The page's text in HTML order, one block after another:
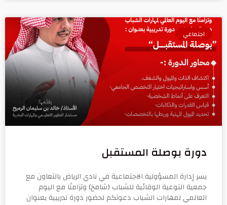
اجتماعي
دورة بوصلة المستقبل
يسر إدارة المسؤولية الاجتماعية في نادي الرياض بالتعاون مع
جمعية التوعية الوقائية للشباب (شامخ) وتزامنًا مع اليوم
العالمي لمهارات الشباب دعوتكم لحضور دورة تدريبية بعنوان